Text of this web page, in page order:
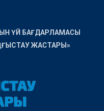
ҮЙ БАҒДАРЛАМАСЫ
ЖАСТАРЫ»